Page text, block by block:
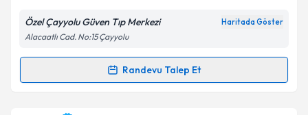
Kişisel verilerimin işlenmesine ilişkin
Metni'ni okudum ve kişisel verilerimin belirtilen
Özel Çayyolu Güven Tıp Merkezi Haritada Göster
Alacaatlı Cad. No:15 Çayyolu
Randevu Talep Et
Randevu Takvimi Talebi